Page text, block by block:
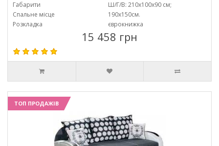
Габарити
Ш/Г/В: 210х100х90 см;
Спальне місце
190х150см.
Розкладка
єврокнижка
15 458 грн
ТОП ПРОДАЖІВ